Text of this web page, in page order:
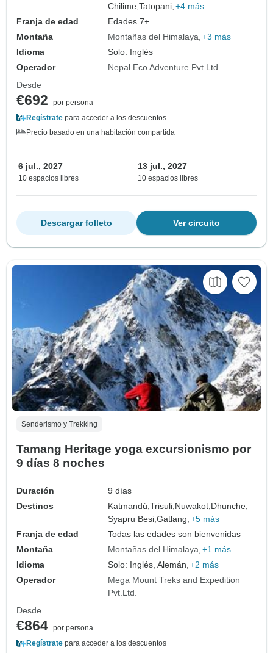
Chilime,Tatopani, +4 más
Franja de edad
Edades 7+
Montaña
Montañas del Himalaya +3 más
Idioma
Solo: Inglés
Operador
Nepal Eco Adventure Pvt.Ltd
Desde
€692
por persona
Regístrate para acceder a los descuentos
Precio basado en una habitación compartida
6 jul., 2027
10 espacios libres
13 jul., 2027
10 espacios libres
Ver circuito
Descargar folleto
Senderismo y Trekking
Tamang Heritage yoga excursionismo por
9 días 8 noches
Duración
9 días
Destinos
Katmandú,Trisuli, Nuwakot, Dhunche,
Syapru Besi,Gatlang, +5 más
Franja de edad
Todas las edades son bienvenidas
Montaña
Montañas del Himalaya +1 más
Idioma
Solo: Inglés, Alemán, +2 más
Operador
Mega Mount Treks and Expedition
Pvt.Ltd.
Desde
€864 por persona
Regístrate para acceder a los descuentos